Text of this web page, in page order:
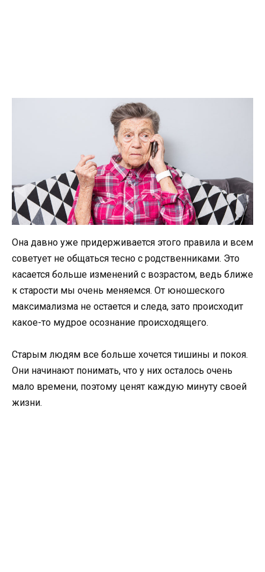
Она давно уже придерживается этого правила и всем
советует не общаться тесно с родственниками. Это
касается больше изменений с возрастом, ведь ближе
к старости мы очень меняемся. От юношеского
максимализма не остается и следа, зато происходит
какое-то мудрое осознание происходящего.
Старым людям все больше хочется тишины и покоя.
Они начинают понимать, что у них осталось очень
мало времени, поэтому ценят каждую минуту своей
жизни.